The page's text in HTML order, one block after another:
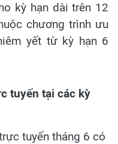
kỳ hạn dài trên 12
chương trình ưu
yết từ kỳ hạn 6
tuyến tại các kỳ
tuyến tháng 6 có